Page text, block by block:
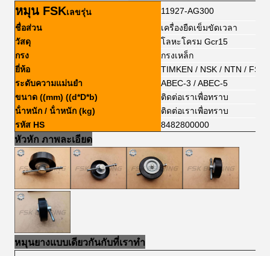
หมุน FSKเลขรุ่น
11927-AG300
ชื่อส่วน
เครื่องยืดเข็มขัดเวลา
วัสดุ
โลหะโครม Gcr15
กรง
กรงเหล็ก
ยี่ห้อ
TIMKEN / NSK / NTN /
ระดับความแม่นยํา
ABEC-3 / ABEC-5
ขนาด ((mm) ((d*D*b)
ติดต่อเราเพื่อทราบ
น้ําหนัก / น้ําหนัก (kg)
ติดต่อเราเพื่อทราบ
รหัส HS
8482800000
หัวหัก ภาพละเอียด
หมุนยางแบบเดียวกันกับที่เราทํา